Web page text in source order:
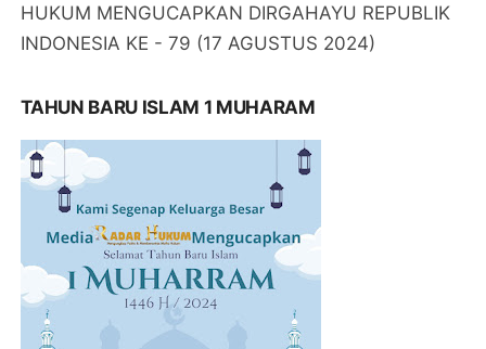
HUKUM MENGUCAPKAN DIRGAHAYU REPUBLIK
INDONESIA KE - 79 (17 AGUSTUS 2024)
TAHUN BARU ISLAM 1 MUHARAM